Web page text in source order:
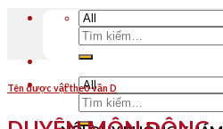
Tìm
kiếm:
Tìm
kiếm:
Tên dược vật theo vần D